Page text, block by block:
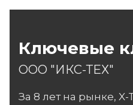
Ключевые
ООО "ИКС-ТЕХ"
За 8 лет на рынке, X-